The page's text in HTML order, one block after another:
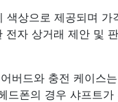
색상으로 제공되며
자 상거래 제안 및
버드와 충전 케이스
드폰의 경우 샤프트